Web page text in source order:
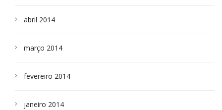
abril 2014
março 2014
fevereiro 2014
janeiro 2014